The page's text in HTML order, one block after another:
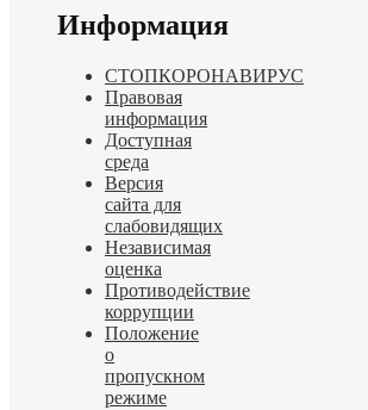
Информация
СТОПКОРОНАВИРУС
Правовая
информация
Доступная
среда
Версия
сайта для
слабовидящих
Независимая
оценка
Противодействие
коррупции
Положение
о
пропускном
режиме